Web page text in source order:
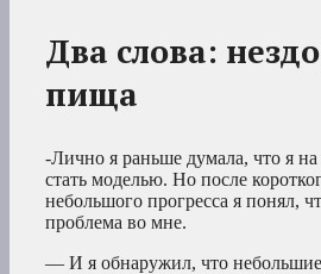
Два слова:
пища
-Лично я раньше думала, что я
стать моделью. Но после
небольшого прогресса я понял,
проблема во мне.
— И я обнаружил, что небольшие